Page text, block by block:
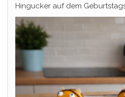
Hingucker auf dem